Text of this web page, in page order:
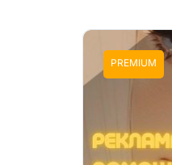
PREMIUM